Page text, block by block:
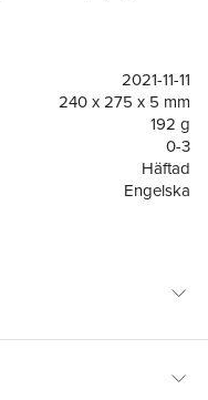
2021-11-11
240 x 275 x 5 mm
192 g
0-3
Häftad
Engelska
9781913074531
(UK)